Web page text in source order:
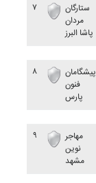
۷
ستارگان
مردان
پاشا البرز
۸
پيشگامان
فنون
پارس
۹
مهاجر
نوين
مشهد